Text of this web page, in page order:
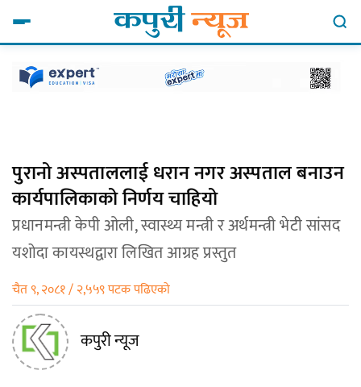
पुरानो अस्पताललाई धरान नगर अस्पताल बनाउन
कार्यपालिकाको निर्णय चाहियो
प्रधानमन्त्री केपी ओली, स्वास्थ्य मन्त्री र अर्थमन्त्री भेटी सांसद
यशोदा कायस्थद्वारा लिखित आग्रह प्रस्तुत
चैत ९, २०८१ / २,५५९ पटक पढिएको
कपुरी न्यूज